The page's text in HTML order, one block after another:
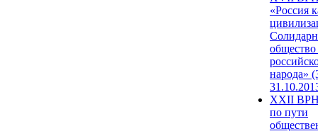
«Россия
народа»
XXII
по пути